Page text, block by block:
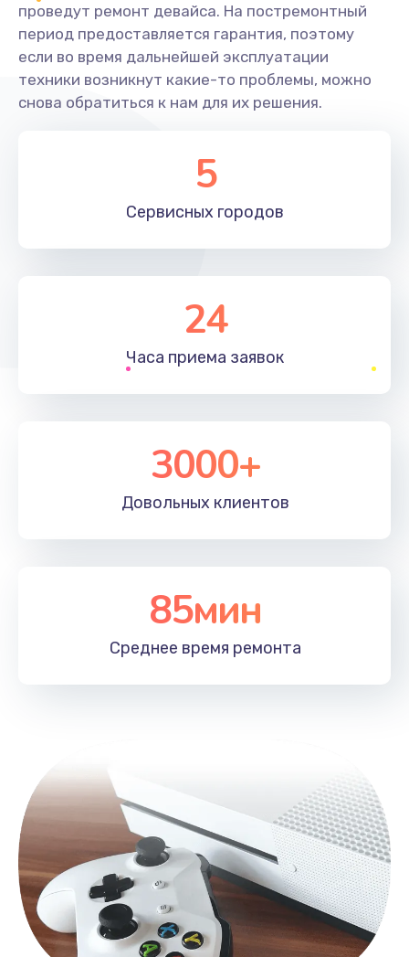
проведут ремонт девайса. На постремонтный
период предоставляется гарантия, поэтому
если во время дальнейшей эксплуатации
техники возникнут какие-то проблемы, можно
снова обратиться к нам для их решения.
5
Сервисных городов
24
Часа приема заявок
3000+
Довольных клиентов
85мин
Среднее время ремонта